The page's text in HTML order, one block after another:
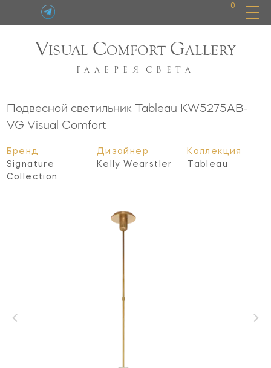
0
VISUAL COMFORT GALLERY
ГАЛЕРЕЯ СВЕТА
Подвесной светильник Tableau KW5275AB-
VG Visual Comfort
Бренд
Signature
Collection
Дизайнер
Kelly Wearstler
Коллекция
Tableau